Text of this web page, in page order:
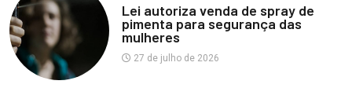
Lei autoriza venda de spray de
pimenta para segurança das
mulheres
27 de julho de 2026